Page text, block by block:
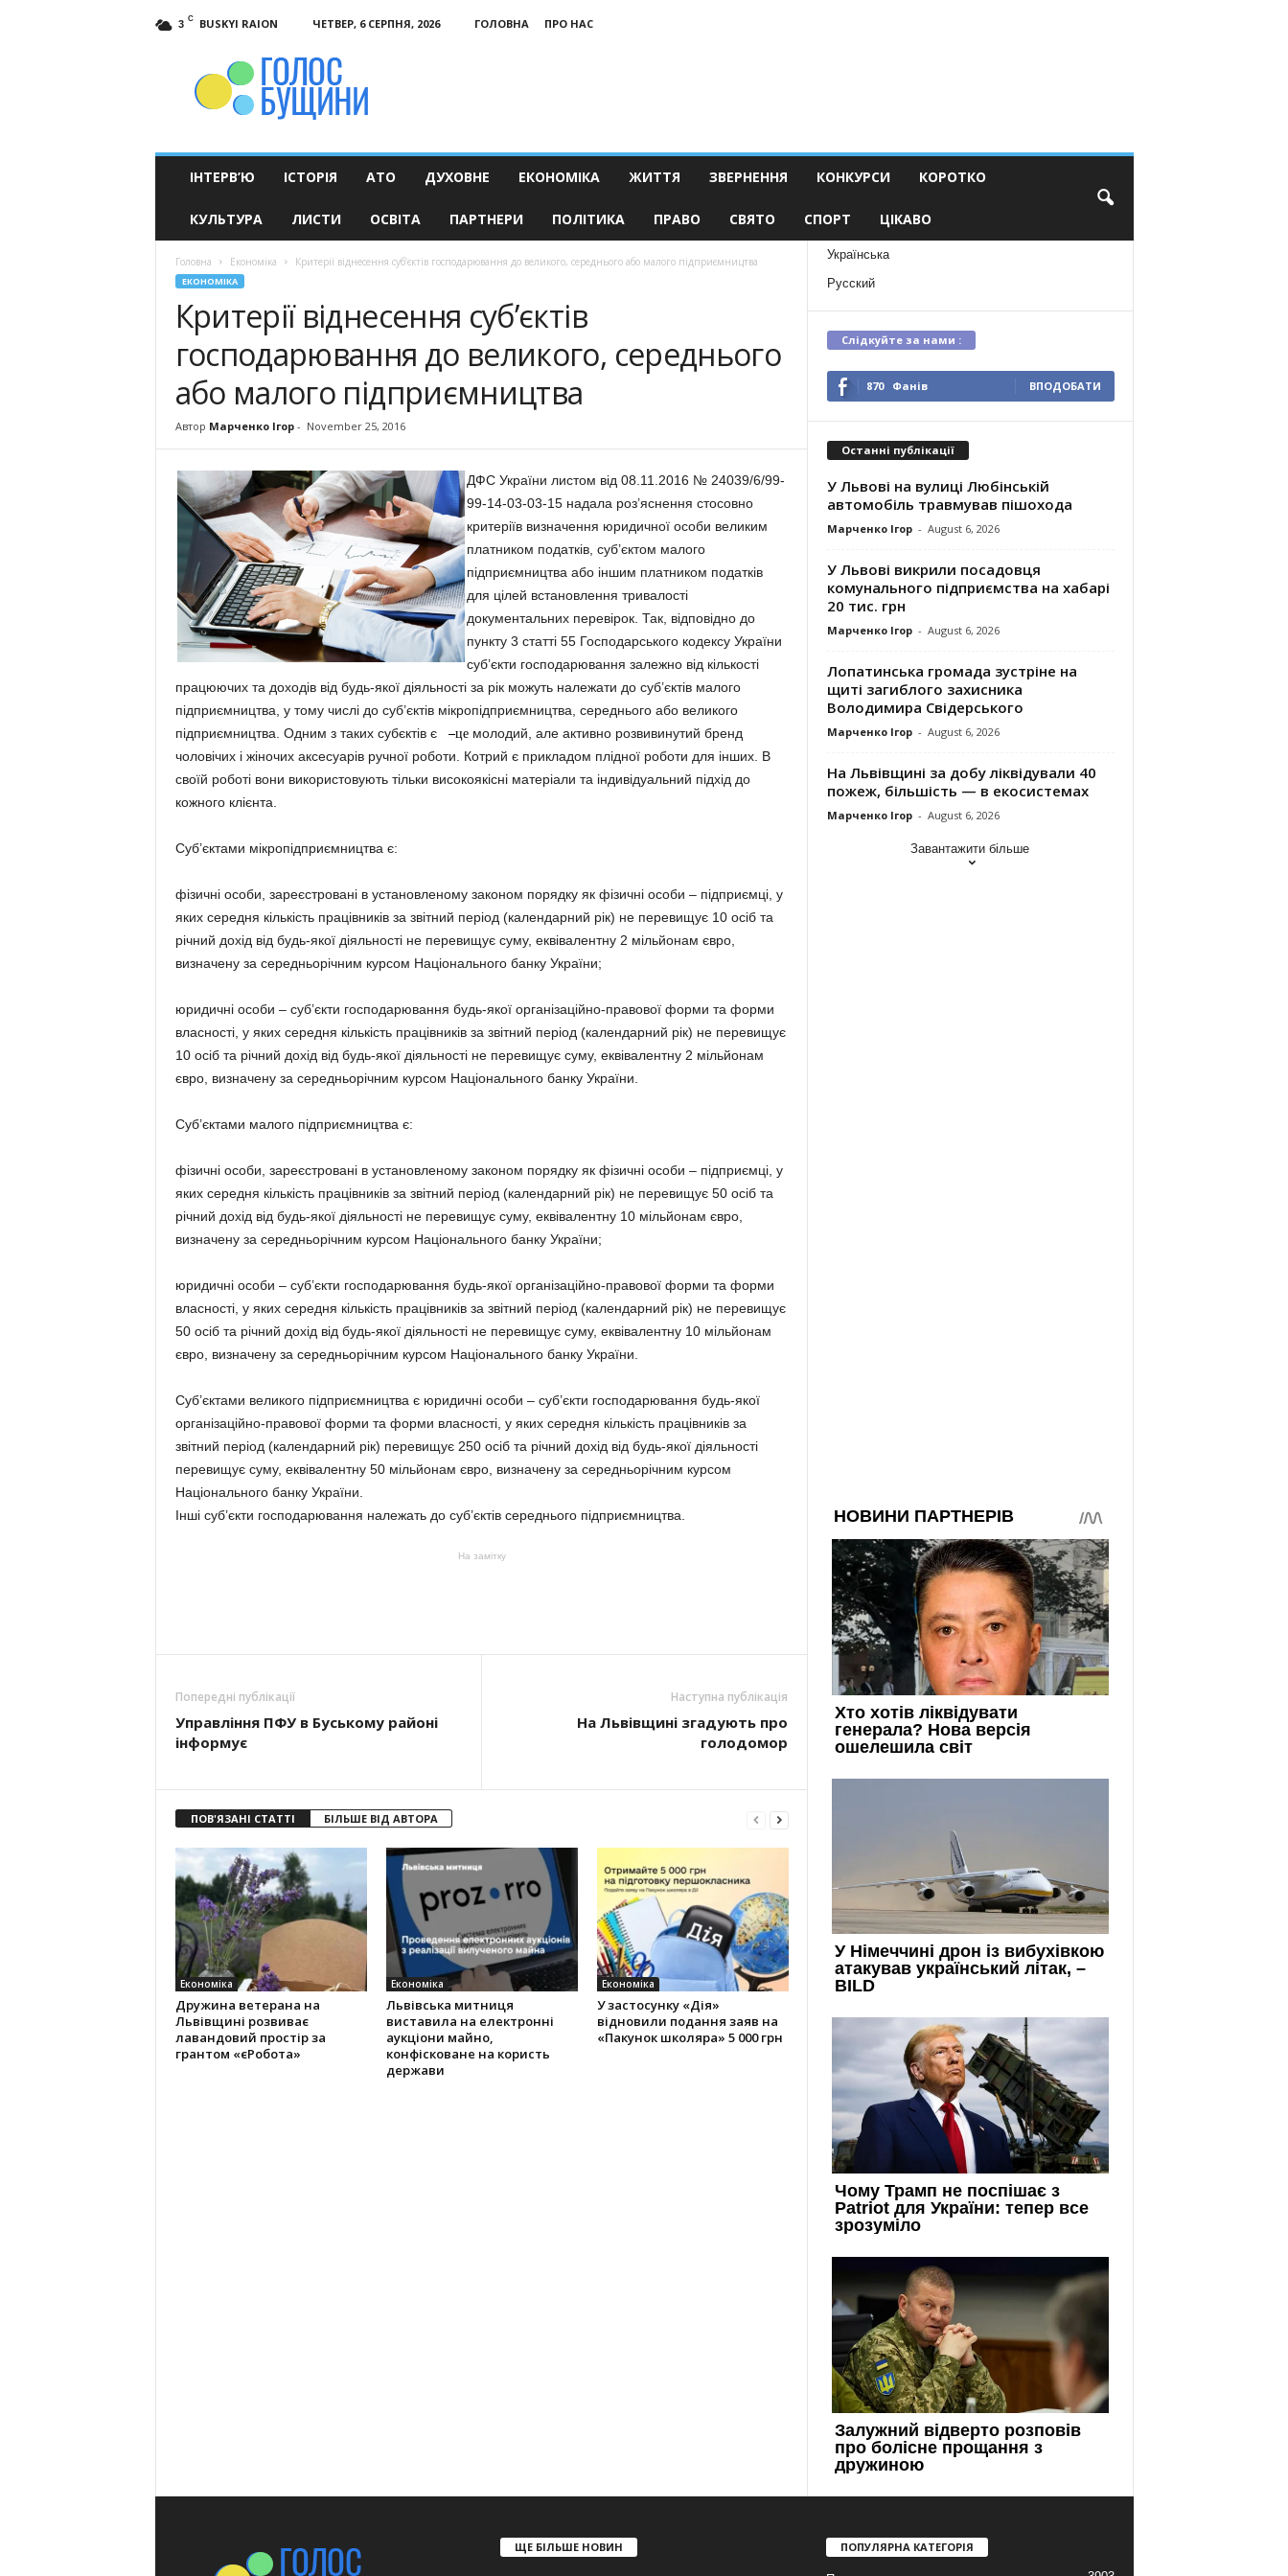
3 C BUSKYI RAION ЧЕТВЕР, 6 СЕРПНЯ, 2026 ГОЛОВНА
ПРО НАС
ІНТЕРВ’Ю ІСТОРІЯ АТО ДУХОВНЕ ЕКОНОМІКА ЖИТТЯ ЗВЕРНЕННЯ КОНКУРСИ КОРОТКО
КУЛЬТУРА ЛИСТИ ОСВІТА ПАРТНЕРИ ПОЛІТИКА ПРАВО СВЯТО СПОРТ ЦІКАВО
Головна Економіка Критерії віднесення суб’єктів господарювання до великого, середнього або малого підприємництва
ЕКОНОМІКА
Критерії віднесення суб’єктів
господарювання до великого, середнього
або малого підприємництва
Автор Марченко Ігор- November 25, 2016
ДФС України листом від 08.11.2016 № 24039/6/99-
99-14-03-03-15 надала роз’яснення стосовно
критеріїв визначення юридичної особи великим
платником податків, суб’єктом малого
підприємництва або іншим платником податків
для цілей встановлення тривалості
документальних перевірок. Так, відповідно до
пункту 3 статті 55 Господарського кодексу України
суб’єкти господарювання залежно від кількості
працюючих та доходів від будь-якої діяльності за рік можуть належати до суб’єктів малого
підприємництва, у тому числі до суб’єктів мікропідприємництва, середнього або великого
підприємництва. Одним з таких субєктів є
–це молодий, але активно розвивинутий бренд
чоловічих і жіночих аксесуарів ручної роботи. Котрий є прикладом плідної роботи для інших. В
своїй роботі вони використовують тільки високоякісні матеріали та індивідуальний підхід до
кожного клієнта.
Суб’єктами мікропідприємництва є:
фізичні особи, зареєстровані в установленому законом порядку як фізичні особи – підприємці, у
яких середня кількість працівників за звітний період (календарний рік) не перевищує 10 осіб та
річний дохід від будь-якої діяльності не перевищує суму, еквівалентну 2 мільйонам євро,
визначену за середньорічним курсом Національного банку України;
юридичні особи – суб’єкти господарювання будь-якої організаційно-правової форми та форми
власності, у яких середня кількість працівників за звітний період (календарний рік) не перевищує
10 осіб та річний дохід від будь-якої діяльності не перевищує суму, еквівалентну 2 мільйонам
євро, визначену за середньорічним курсом Національного банку України.
Суб’єктами малого підприємництва є:
фізичні особи, зареєстровані в установленому законом порядку як фізичні особи – підприємці, у
яких середня кількість працівників за звітний період (календарний рік) не перевищує 50 осіб та
річний дохід від будь-якої діяльності не перевищує суму, еквівалентну 10 мільйонам євро,
визначену за середньорічним курсом Національного банку України;
юридичні особи – суб’єкти господарювання будь-якої організаційно-правової форми та форми
власності, у яких середня кількість працівників за звітний період (календарний рік) не перевищує
50 осіб та річний дохід від будь-якої діяльності не перевищує суму, еквівалентну 10 мільйонам
євро, визначену за середньорічним курсом Національного банку України.
Суб’єктами великого підприємництва є юридичні особи – суб’єкти господарювання будь-якої
організаційно-правової форми та форми власності, у яких середня кількість працівників за
звітний період (календарний рік) перевищує 250 осіб та річний дохід від будь-якої діяльності
перевищує суму, еквівалентну 50 мільйонам євро, визначену за середньорічним курсом
Національного банку України.
Інші суб’єкти господарювання належать до суб’єктів середнього підприємництва.
На замітку
Попередні публікації
Управління ПФУ в Буському районі
інформує
Наступна публікація
На Львівщині згадують про
голодомор
ПОВ'ЯЗАНІ СТАТТІ БІЛЬШЕ ВІД АВТОРА
Економіка
Дружина ветерана на
Львівщині розвиває
лавандовий простір за
грантом «єРобота»
Економіка
Львівська митниця
виставила на електронні
аукціони майно,
конфісковане на користь
держави
Економіка
У застосунку «Дія»
відновили подання заяв на
«Пакунок школяра» 5 000 грн
Українська
Русский
Слідкуйте за нами :
870 Фанів ВПОДОБАТИ
Останні публікації
У Львові на вулиці Любінській
автомобіль травмував пішохода
Марченко Ігор - August 6, 2026
У Львові викрили посадовця
комунального підприємства на хабарі
20 тис. грн
Марченко Ігор - August 6, 2026
Лопатинська громада зустріне на
щиті загиблого захисника
Володимира Свідерського
Марченко Ігор - August 6, 2026
На Львівщині за добу ліквідували 40
пожеж, більшість — в екосистемах
Марченко Ігор - August 6, 2026
Завантажити більше
ЩЕ БІЛЬШЕ НОВИН ПОПУЛЯРНА КАТЕГОРІЯ